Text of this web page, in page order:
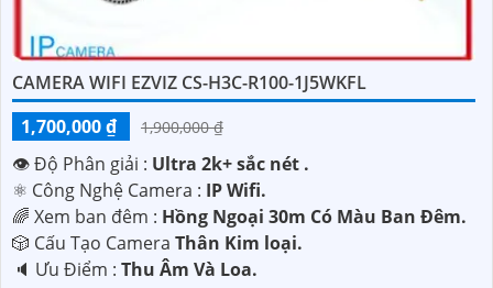
CAMERA WIFI EZVIZ CS-H3C-R100-1J5WKFL
1,700,000 ₫
1,900,000 ₫
👁 Độ Phân giải : Ultra 2k+ sắc nét .
⚛️ Công Nghệ Camera : IP Wifi.
🌈 Xem ban đêm : Hồng Ngoại 30m Có Màu Ban Ðêm.
🎲 Cấu Tạo Camera Thân Kim loại.
️🔈 Ưu Điểm : Thu Âm Và Loa.